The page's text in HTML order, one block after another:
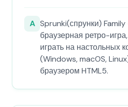
A Sprunki(спрунки)
браузерная ретро-
играть на настольных
(Windows, macOS,
браузером HTML5.